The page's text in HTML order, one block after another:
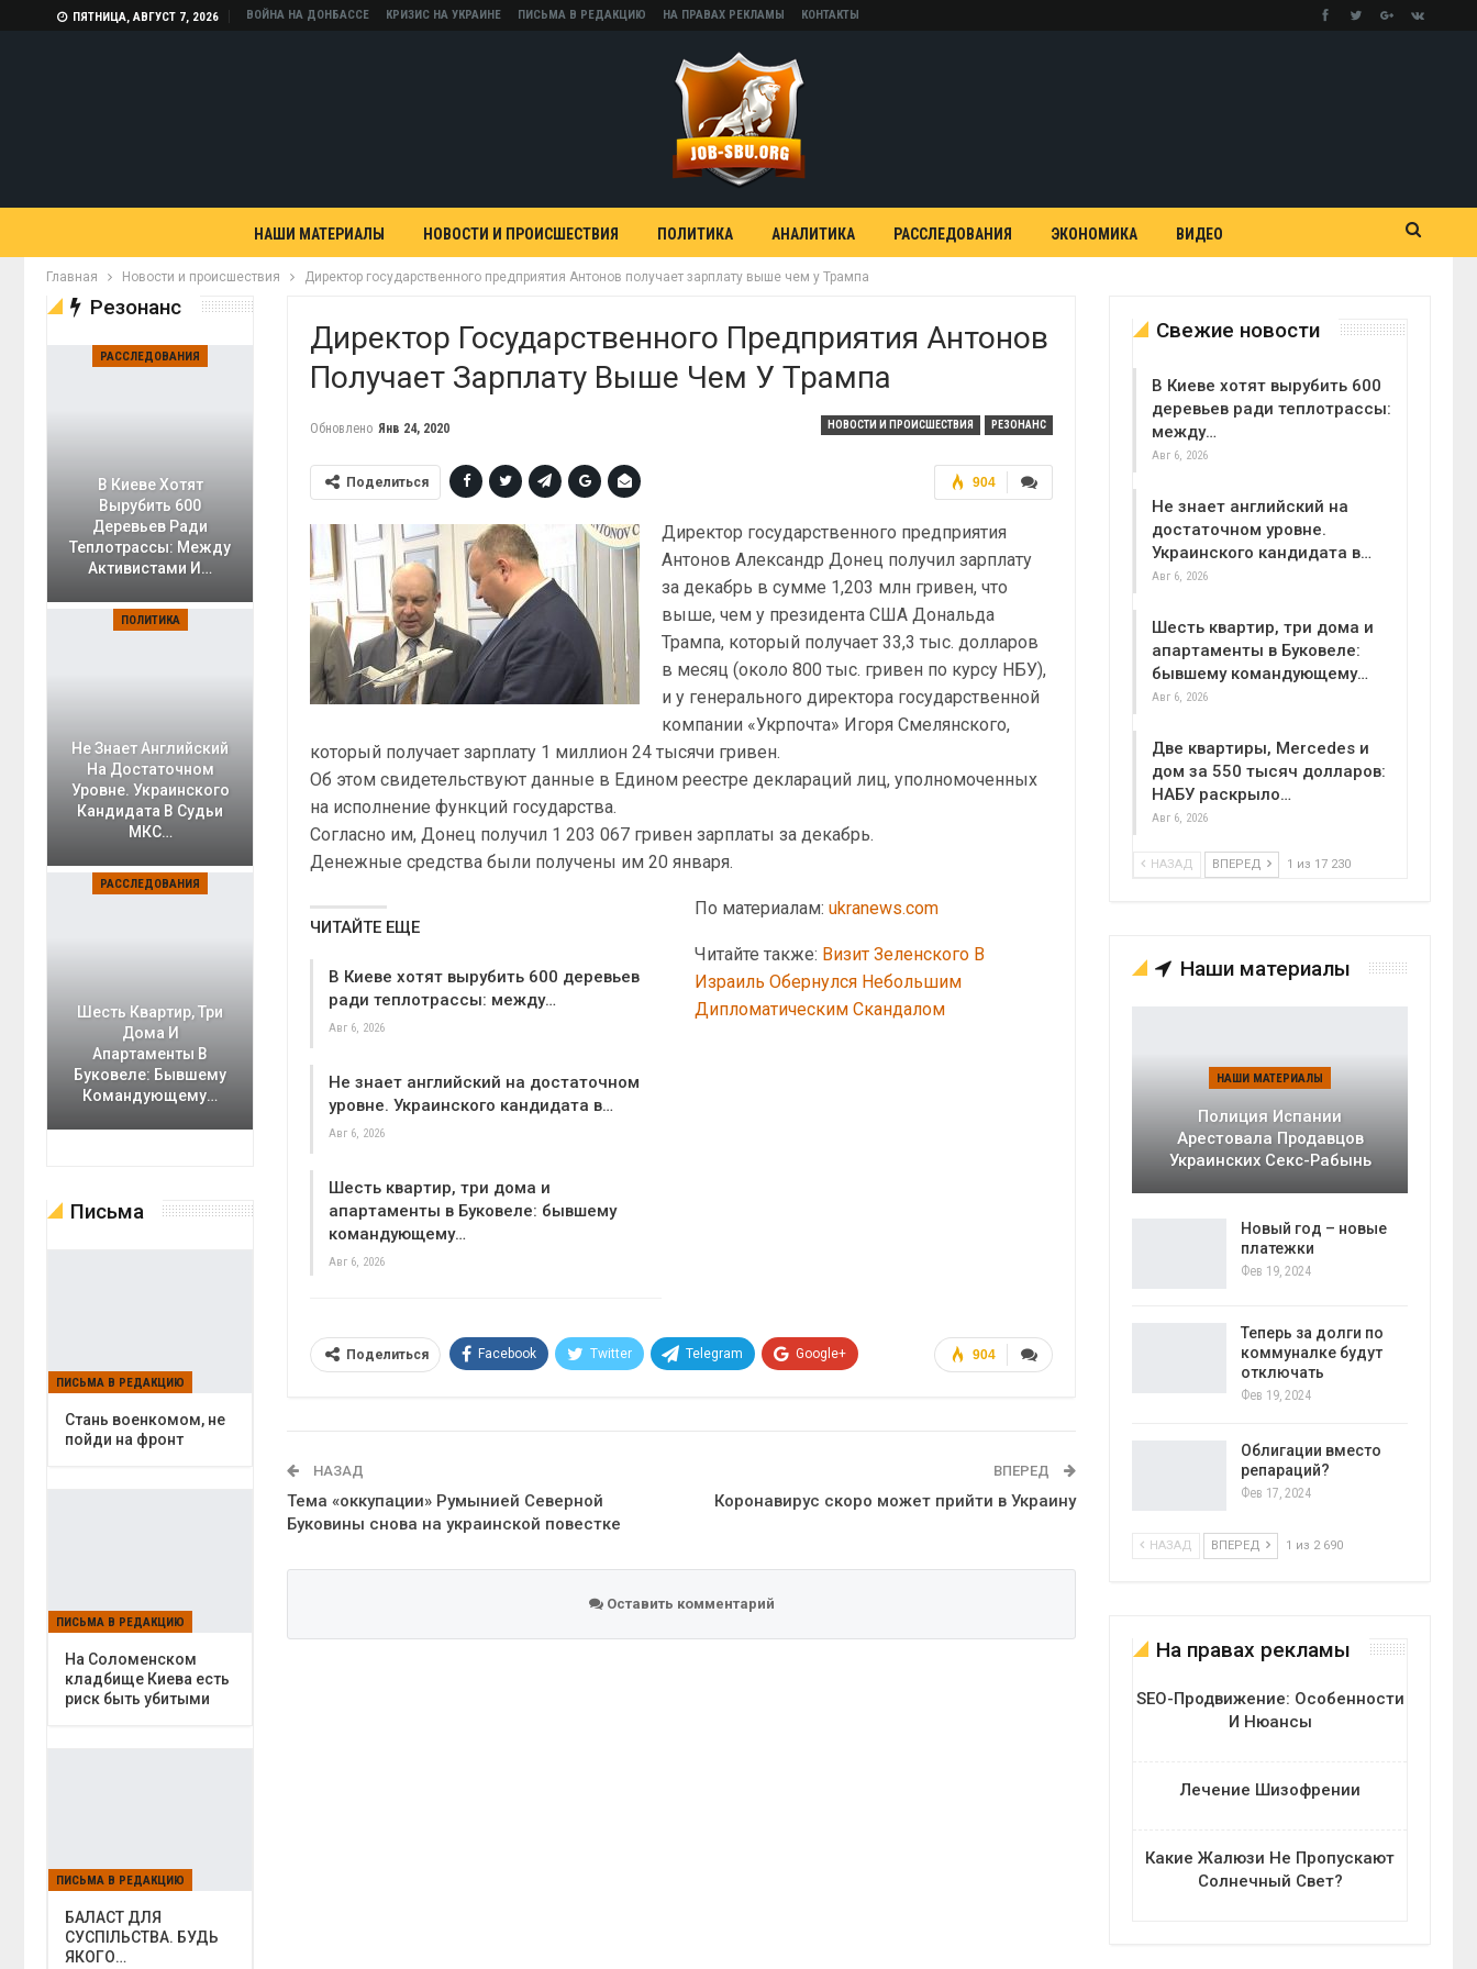
ПЯТНИЦА, АВГУСТ 7, 2026 ВОЙНА НА ДОНБАССЕ КРИЗИС НА УКРАИНЕ ПИСЬМА В РЕДАКЦИЮ НА ПРАВАХ РЕКЛАМЫ КОНТАКТЫ
НАШИ МАТЕРИАЛЫ НОВОСТИ И ПРОИСШЕСТВИЯ ПОЛИТИКА АНАЛИТИКА РАССЛЕДОВАНИЯ ЭКОНОМИКА ВИДЕО
Главная Новости и происшествия Директор государственного предприятия Антонов получает зарплату выше чем у Трампа
Директор Государственного Предприятия Антонов
Получает Зарплату Выше Чем У Трампа
НОВОСТИ И ПРОИСШЕСТВИЯ РЕЗОНАНС
Обновлено Янв 24, 2020
904
Поделиться
Директор государственного предприятия
Антонов Александр Донец получил зарплату
за декабрь в сумме 1,203 млн гривен, что
выше, чем у президента США Дональда
Трампа, который получает 33,3 тыс. долларов
в месяц (около 800 тыс. гривен по курсу НБУ),
и у генерального директора государственной
компании «Укрпочта» Игоря Смелянского,
который получает зарплату 1 миллион 24 тысячи гривен.
Об этом свидетельствуют данные в Едином реестре деклараций лиц, уполномоченных
на исполнение функций государства.
Согласно им, Донец получил 1 203 067 гривен зарплаты за декабрь.
Денежные средства были получены им 20 января.
ЧИТАЙТЕ ЕЩЕ
В Киеве хотят вырубить 600 деревьев
ради теплотрассы: между…
Авг 6, 2026
Не знает английский на достаточном
уровне. Украинского кандидата в…
Авг 6, 2026
Шесть квартир, три дома и
апартаменты в Буковеле: бывшему
командующему…
Авг 6, 2026
По материалам:ukranews.com
Читайте также: Визит Зеленского В
Израиль Обернулся Небольшим
Дипломатическим Скандалом
904
Поделиться Facebook Twitter Telegram Google+
НАЗАД
Тема «оккупации» Румынией Северной
Буковины снова на украинской повестке
ВПЕРЕД
Коронавирус скоро может прийти в Украину
Оставить комментарий
Свежие новости
В Киеве хотят вырубить 600
деревьев ради теплотрассы:
между…
Авг 6, 2026
Не знает английский на
достаточном уровне.
Украинского кандидата в…
Авг 6, 2026
Шесть квартир, три дома и
апартаменты в Буковеле:
бывшему командующему…
Авг 6, 2026
Две квартиры, Mercedes и
дом за 550 тысяч долларов:
НАБУ раскрыло…
Авг 6, 2026
НАЗАД ВПЕРЕД 1 из 17 230
Наши материалы
НАШИ МАТЕРИАЛЫ
Полиция Испании
Арестовала Продавцов
Украинских Секс-Рабынь
Новый год – новые
платежки
Фев 19, 2024
Теперь за долги по
коммуналке будут
отключать
Фев 19, 2024
Облигации вместо
репараций?
Фев 17, 2024
НАЗАД ВПЕРЕД 1 из 2 690
На правах рекламы
SEO-Продвижение: Особенности
И Нюансы
Лечение Шизофрении
Какие Жалюзи Не Пропускают
Солнечный Свет?
Резонанс
РАССЛЕДОВАНИЯ
В Киеве Хотят
Вырубить 600
Деревьев Ради
Теплотрассы: Между
Активистами И…
ПОЛИТИКА
Не Знает Английский
На Достаточном
Уровне. Украинского
Кандидата В Судьи
МКС…
РАССЛЕДОВАНИЯ
Шесть Квартир, Три
Дома И
Апартаменты В
Буковеле: Бывшему
Командующему…
Письма
ПИСЬМА В РЕДАКЦИЮ
Cтань военкомом, не
пойди на фронт
ПИСЬМА В РЕДАКЦИЮ
На Соломенском
кладбище Киева есть
риск быть убитыми
ПИСЬМА В РЕДАКЦИЮ
БАЛАСТ ДЛЯ
СУСПІЛЬСТВА. БУДЬ
ЯКОГО…